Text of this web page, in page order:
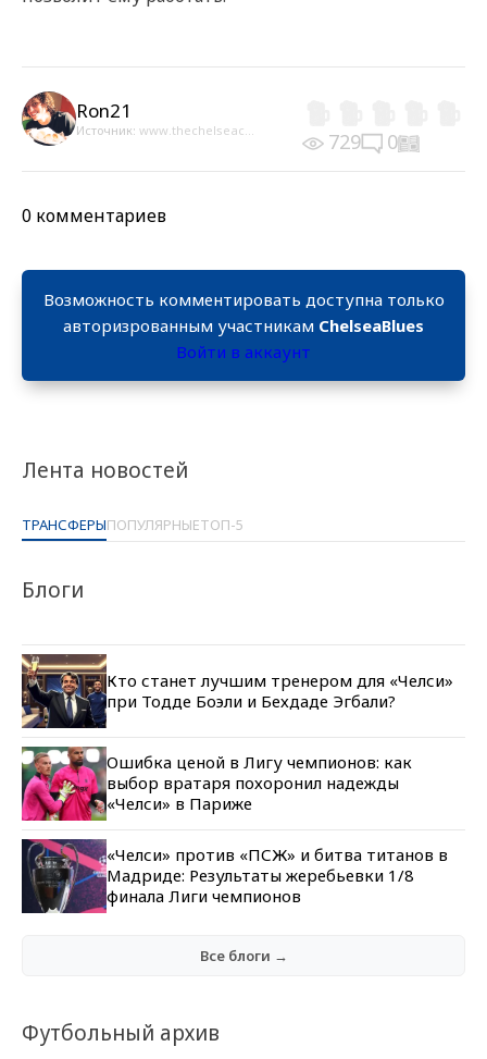
Лента новостей
ТРАНСФЕРЫПОПУЛЯРНЫЕТОП-5
Блоги
Кто станет лучшим тренером для «Челси»
при Тодде Боэли и Бехдаде Эгбали?
Ошибка ценой в Лигу чемпионов: как
выбор вратаря похоронил надежды
«Челси» в Париже
«Челси» против «ПСЖ» и битва титанов в
Мадриде: Результаты жеребьевки 1/8
финала Лиги чемпионов
Все блоги →
Футбольный архив
Ron21
Источник: www.thechelseac... 729 0
0 комментариев
Возможность комментировать доступна только
авторизрованным участникам ChelseaBlues
Войти в аккаунт